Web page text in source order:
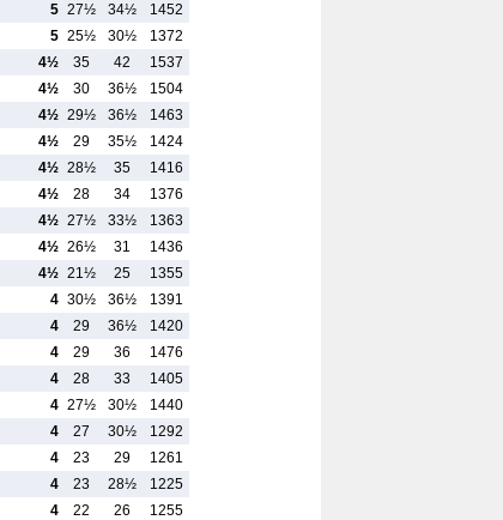
5 27½ 34½
1452
5 25½ 30½
1372
4½ 35 42
1537
4½ 30 36½
1504
4½ 29½ 36½
1463
4½ 29 35½
1424
4½ 28½ 35
1416
4½ 28 34
1376
4½ 27½ 33½
1363
4½ 26½ 31
1436
4½ 21½ 25
1355
4 30½ 36½
1391
4 29 36½
1420
4 29 36
1476
4 28 33
1405
4 27½ 30½
1440
4 27 30½
1292
4 23 29
1261
4 23 28½
1225
4 22 26
1255